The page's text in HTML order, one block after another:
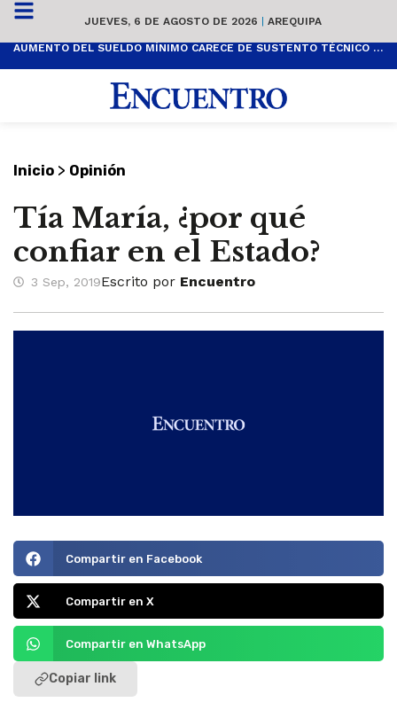
JUEVES, 6 DE AGOSTO DE 2026 | AREQUIPA
AUMENTO DEL SUELDO MÍNIMO CARECE DE SUSTENTO TÉCNICO Y ES POPULISTA
Inicio > Opinión
Tía María, ¿por qué
confiar en el Estado?
3 Sep, 2019Escrito por Encuentro
Compartir en Facebook
Compartir en X
Compartir en WhatsApp
Copiar link